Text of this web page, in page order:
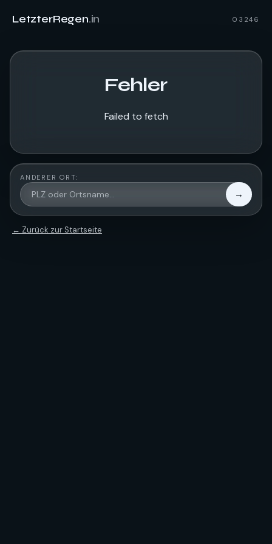
LetzterRegen.in 03246
Fehler
Failed to fetch
ANDERER ORT:
→
← Zurück zur Startseite